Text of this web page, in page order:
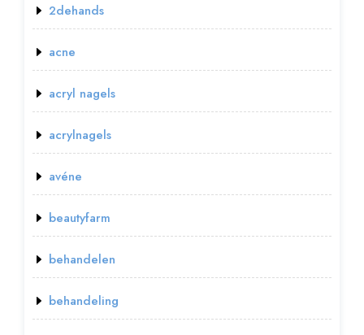
2dehands
acne
acryl nagels
acrylnagels
avéne
beautyfarm
behandelen
behandeling